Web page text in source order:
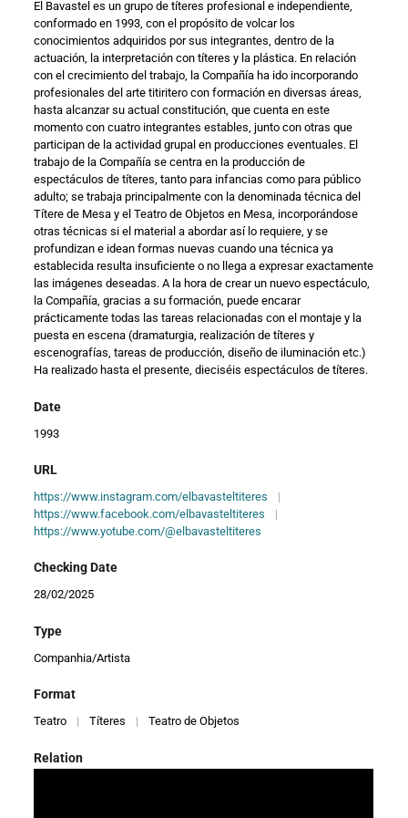
El Bavastel es un grupo de títeres profesional e independiente,
conformado en 1993, con el propósito de volcar los
conocimientos adquiridos por sus integrantes, dentro de la
actuación, la interpretación con títeres y la plástica. En relación
con el crecimiento del trabajo, la Compañía ha ido incorporando
profesionales del arte titiritero con formación en diversas áreas,
hasta alcanzar su actual constitución, que cuenta en este
momento con cuatro integrantes estables, junto con otras que
participan de la actividad grupal en producciones eventuales. El
trabajo de la Compañía se centra en la producción de
espectáculos de títeres, tanto para infancias como para público
adulto; se trabaja principalmente con la denominada técnica del
Títere de Mesa y el Teatro de Objetos en Mesa, incorporándose
otras técnicas si el material a abordar así lo requiere, y se
profundizan e idean formas nuevas cuando una técnica ya
establecida resulta insuficiente o no llega a expresar exactamente
las imágenes deseadas. A la hora de crear un nuevo espectáculo,
la Compañía, gracias a su formación, puede encarar
prácticamente todas las tareas relacionadas con el montaje y la
puesta en escena (dramaturgia, realización de títeres y
escenografías, tareas de producción, diseño de iluminación etc.)
Ha realizado hasta el presente, dieciséis espectáculos de títeres.
Date
1993
URL
https://www.instagram.com/elbavasteltiteres
|
https://www.facebook.com/elbavasteltiteres
|
https://www.yotube.com/@elbavasteltiteres
Checking Date
28/02/2025
Type
Companhia/Artista
Format
Teatro | Títeres | Teatro de Objetos
Relation